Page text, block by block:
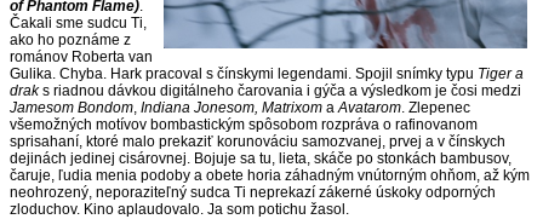
of Phantom Flame).
Čakali sme sudcu Ti,
ako ho poznáme z
románov Roberta van
Gulika. Chyba. Hark pracoval s čínskymi legendami. Spojil snímky typu Tiger a
draks riadnou dávkou digitálneho čarovania i gýča a výsledkom je čosi medzi
Jamesom Bondom, Indiana Jonesom, Matrixom aAvatarom. Zlepenec
všemožných motívov bombastickým spôsobom rozpráva o rafinovanom
sprisahaní, ktoré malo prekaziť korunováciu samozvanej, prvej a v čínskych
dejinách jedinej cisárovnej. Bojuje sa tu, lieta, skáče po stonkách bambusov,
čaruje, ľudia menia podoby a obete horia záhadným vnútorným ohňom, až kým
neohrozený, neporaziteľný sudca Ti neprekazí zákerné úskoky odporných
zloduchov. Kino aplaudovalo. Ja som potichu žasol.